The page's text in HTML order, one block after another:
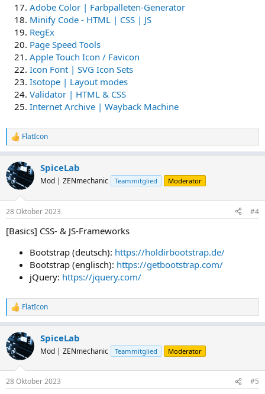
Adobe Color | Farbpalleten-Generator
Minify Code - HTML | CSS | JS
RegEx
Page Speed Tools
Apple Touch Icon / Favicon
Icon Font | SVG Icon Sets
Isotope | Layout modes
Validator | HTML & CSS
Internet Archive | Wayback Machine
R
e
k
t
i
n
e
:
FlatIcon
SpiceLab
Mod | ZENmechanic Teammitglied Moderator
28 Oktober 2023 #4
[Basics] CSS- & JS-Frameworks
Bootstrap (deutsch): https://holdirbootstrap.de/
Bootstrap (englisch): https://getbootstrap.com/
jQuery: https://jquery.com/
R
e
k
t
i
n
e
FlatIcon
SpiceLab
Mod | ZENmechanic Teammitglied Moderator
28 Oktober 2023 #5